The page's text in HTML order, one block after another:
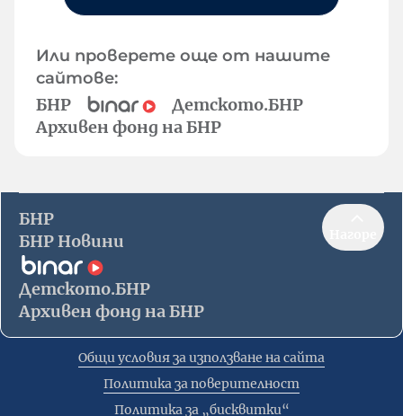
Или проверете още от нашите
сайтове:
БНР
Детското.БНР
Архивен фонд на БНР
БНР
БНР Новини
Детското.БНР
Архивен фонд на БНР
Общи условия за използване на сайта
Политика за поверителност
Политика за „бисквитки“